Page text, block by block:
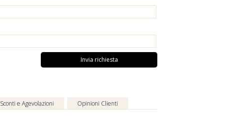
Invia richiesta
Sconti e Agevolazioni Opinioni Clienti